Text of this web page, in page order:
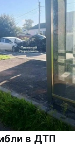
в ДТП